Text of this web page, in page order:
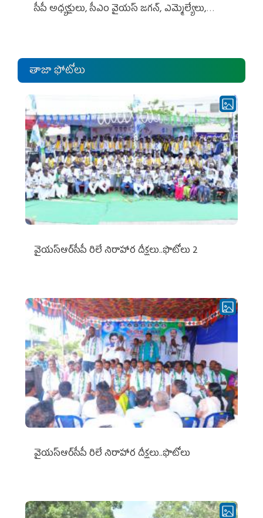
సీపీ అధ్య‌క్షులు, సీఎం వైయ‌స్ జ‌గ‌న్, ఎమ్మెల్యేలు,
తాజా ఫోటోలు
వైయ‌స్ఆర్‌సీపీ రిలే నిరాహార దీక్షలు..ఫొటోలు 2
వైయ‌స్ఆర్‌సీపీ రిలే నిరాహార దీక్షలు..ఫొటోలు